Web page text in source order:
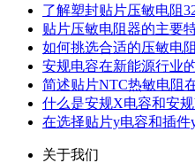
了解塑封贴片压敏电阻
贴片压敏电阻器的主要
如何挑选合适的压敏电
安规电容在新能源行业
简述贴片NTC热敏电阻
什么是安规X电容和安
在选择贴片y电容和插件
关于我们